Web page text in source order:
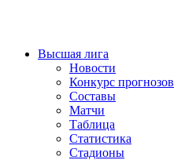
Высшая лига
Новости
Конкурс прогнозов
Составы
Матчи
Таблица
Статистика
Стадионы